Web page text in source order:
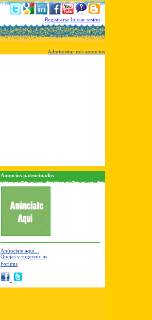
Registrarse Iniciar sesión
Administrar mis anuncios
Anuncios patrocinados
Anúnciate aquí...
Quejas y sugerencias
Forums